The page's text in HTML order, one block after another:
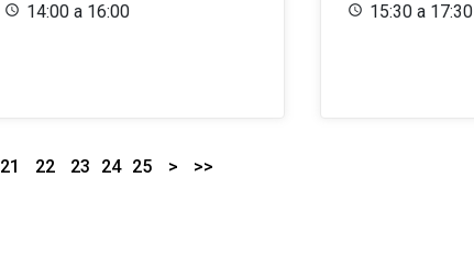
14:00 a 16:00
15:30 a 17:30
21 22 23 24 25 > >>